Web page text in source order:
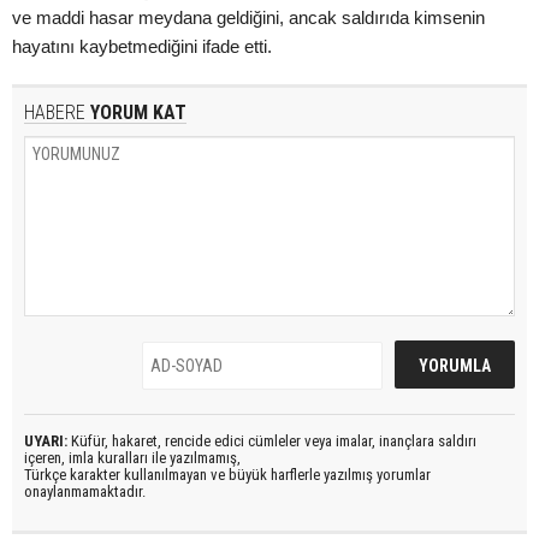
ve maddi hasar meydana geldiğini, ancak saldırıda kimsenin
hayatını kaybetmediğini ifade etti.
HABERE YORUM KAT
UYARI: Küfür, hakaret, rencide edici cümleler veya imalar, inançlara saldırı
içeren, imla kuralları ile yazılmamış,
Türkçe karakter kullanılmayan ve büyük harflerle yazılmış yorumlar
onaylanmamaktadır.